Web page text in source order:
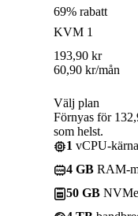
69% rabatt
KVM 1
193,90 kr
60,90 kr/mån
Välj plan
Förnyas för
som helst.
1 vCPU-kärna
4 GB RAM-
50 GB